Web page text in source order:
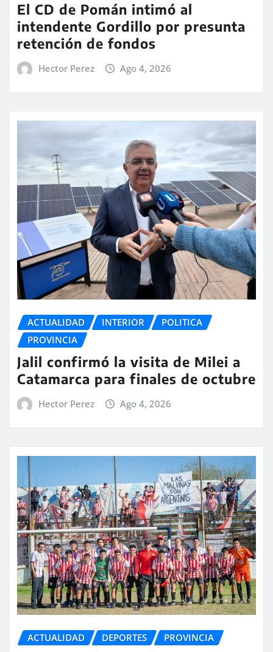
El CD de Pomán intimó al
intendente Gordillo por presunta
retención de fondos
Hector Perez Ago 4, 2026
ACTUALIDAD INTERIOR
POLITICA
PROVINCIA
Jalil confirmó la visita de Milei a
Catamarca para finales de octubre
Hector Perez Ago 4, 2026
ACTUALIDAD DEPORTES PROVINCIA